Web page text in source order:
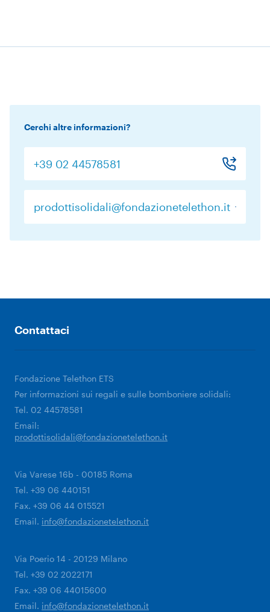
Cerchi altre informazioni?
+39 02 44578581
prodottisolidali@fondazionetelethon.it
Contattaci
Fondazione Telethon ETS
Per informazioni sui regali e sulle bomboniere solidali:
Tel. 02 44578581
Email:
prodottisolidali@fondazionetelethon.it
Via Varese 16b - 00185 Roma
Tel. +39 06 440151
Fax. +39 06 44 015521
Email. info@fondazionetelethon.it
Via Poerio 14 - 20129 Milano
Tel. +39 02 2022171
Fax. +39 06 44015600
Email. info@fondazionetelethon.it